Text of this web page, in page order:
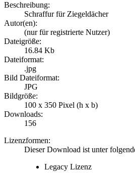
Beschreibung:
Schraffur für Ziegeldächer
Autor(en):
(nur für registrierte Nutzer)
Dateigröße:
16.84 Kb
Dateiformat:
.jpg
Bild Dateiformat:
JPG
Bildgröße:
100 x 350 Pixel (h x b)
Downloads:
156
Lizenzformen:
Dieser Download ist unter
Legacy Lizenz